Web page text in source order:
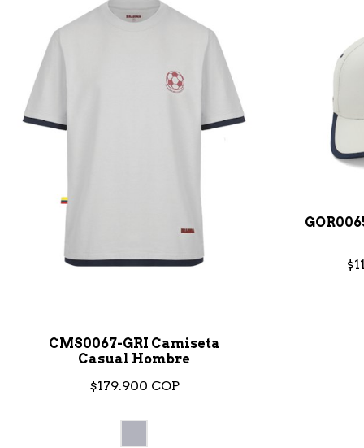
CMS0067-GRI Camiseta
Casual Hombre
$179.900 COP